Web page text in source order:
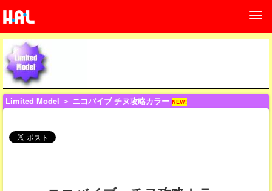
Limited Model ＞ ニコバイブ チヌ攻略カラー NEW!